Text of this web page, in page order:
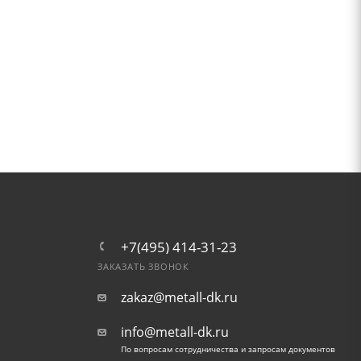
+7(495) 414-31-23
ЗАКАЗАТЬ ЗВОНОК
zakaz@metall-dk.ru
info@metall-dk.ru
По вопросам сотрудничества и запросам документов